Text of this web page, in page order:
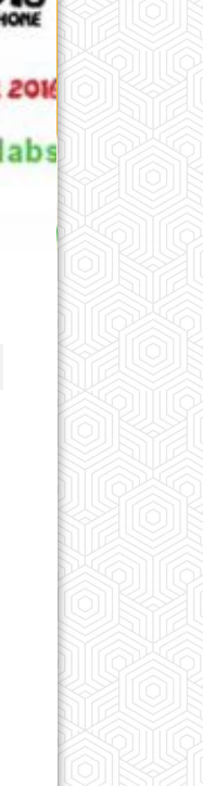
La
10 years
Ledit